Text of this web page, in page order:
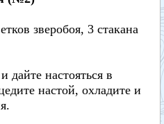
зверобоя, 3 стакана
дайте настояться в
настой, охладите и